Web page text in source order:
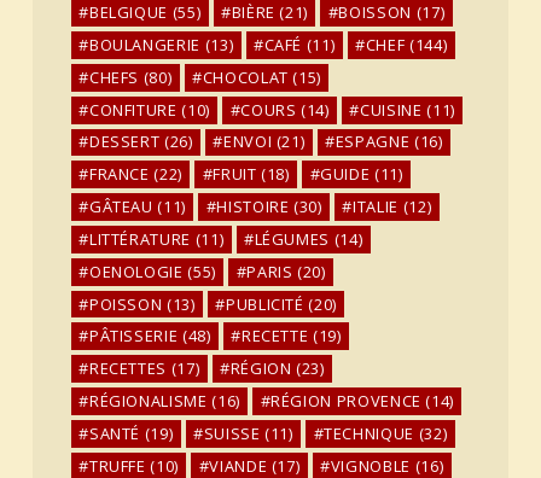
BELGIQUE (55) BIÈRE (21) BOISSON (17)
BOULANGERIE (13) CAFÉ (11) CHEF (144)
CHEFS (80) CHOCOLAT (15)
CONFITURE (10) COURS (14) CUISINE (11)
DESSERT (26) ENVOI (21) ESPAGNE (16)
FRANCE (22) FRUIT (18) GUIDE (11)
GÂTEAU (11) HISTOIRE (30) ITALIE (12)
LITTÉRATURE (11) LÉGUMES (14)
OENOLOGIE (55) PARIS (20)
POISSON (13) PUBLICITÉ (20)
PÂTISSERIE (48) RECETTE (19)
RECETTES (17) RÉGION (23)
RÉGIONALISME (16) RÉGION PROVENCE (14)
SANTÉ (19) SUISSE (11) TECHNIQUE (32)
TRUFFE (10) VIANDE (17) VIGNOBLE (16)